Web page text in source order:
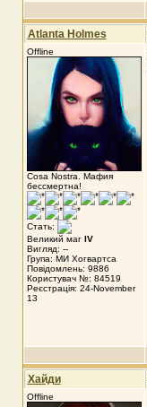
Atlanta Holmes
Offline
Cosa Nostra. Мафия
бессмертна!
Стать:
Великий маг IV
Вигляд: --
Група: МИ Хогвартса
Повідомлень: 9886
Користувач №: 84519
Реєстрація: 24-November
13
Хайди
Offline